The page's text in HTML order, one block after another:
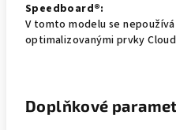
Speedboard®:
V tomto modelu se
optimalizovanými prvky
Doplňkové